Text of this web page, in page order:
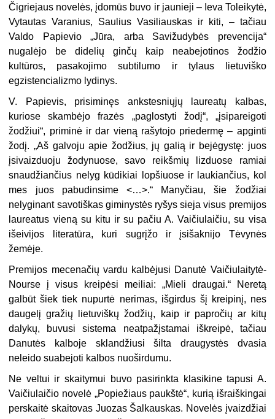
Čigriejaus novelės, įdomūs buvo ir jaunieji – Ieva Toleikytė,
Vytautas Varanius, Saulius Vasiliauskas ir kiti, – tačiau
Valdo Papievio „Jūra, arba Savižudybės prevencija“
nugalėjo be didelių ginčų kaip neabejotinos žodžio
kultūros, pasakojimo subtilumo ir tylaus lietuviško
egzistencializmo lydinys.
V. Papievis, prisiminęs ankstesniųjų laureatų kalbas,
kuriose skambėjo frazės „paglostyti žodį“, „įsipareigoti
žodžiui“, priminė ir dar vieną rašytojo priedermę – apginti
žodį. „Aš galvoju apie žodžius, jų galią ir bejėgystę: juos
įsivaizduoju žodynuose, savo reikšmių lizduose ramiai
snaudžiančius nelyg kūdikiai lopšiuose ir laukiančius, kol
mes juos pabudinsime <…>.“ Manyčiau, šie žodžiai
nelyginant savotiškas giminystės ryšys sieja visus premijos
laureatus vieną su kitu ir su pačiu A. Vaičiulaičiu, su visa
išeivijos literatūra, kuri sugrįžo ir įsišaknijo Tėvynės
žemėje.
Premijos mecenačių vardu kalbėjusi Danutė Vaičiulaitytė-
Nourse į visus kreipėsi meiliai: „Mieli draugai.“ Neretą
galbūt šiek tiek nupurtė nerimas, išgirdus šį kreipinį, nes
daugelį gražių lietuviškų žodžių, kaip ir papročių ar kitų
dalykų, buvusi sistema neatpažįstamai iškreipė, tačiau
Danutės kalboje sklandžiusi šilta draugystės dvasia
neleido suabejoti kalbos nuoširdumu.
Ne veltui ir skaitymui buvo pasirinkta klasikine tapusi A.
Vaičiulaičio novelė „Popiežiaus paukštė“, kurią išraiškingai
perskaitė skaitovas Juozas Šalkauskas. Novelės įvaizdžiai